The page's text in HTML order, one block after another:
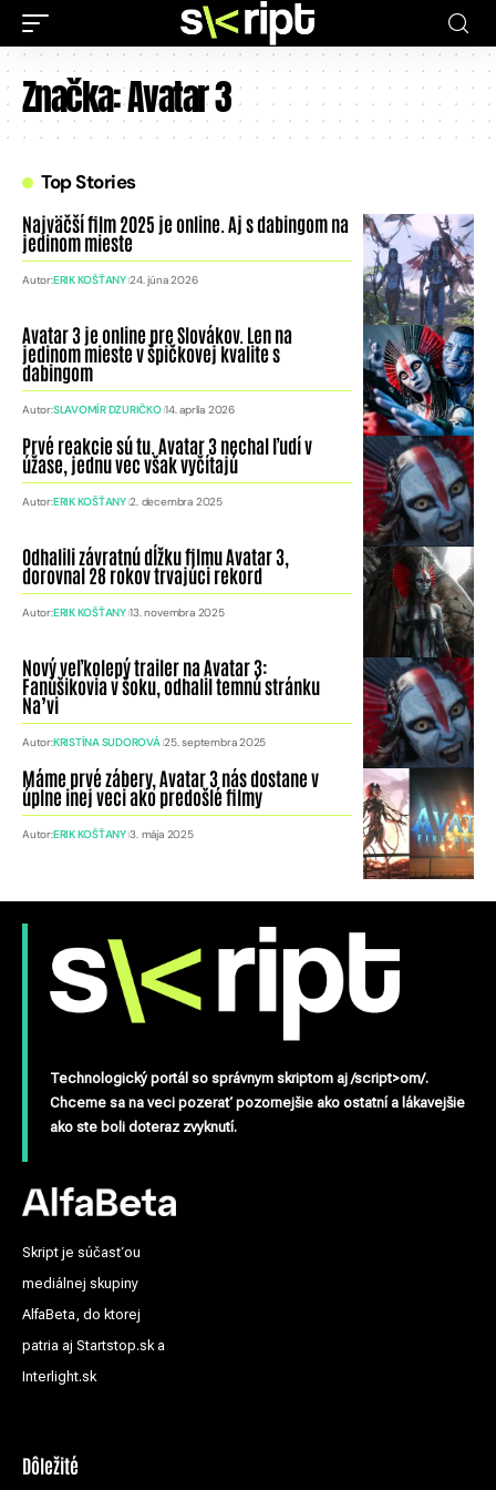
Značka:Avatar 3
Top Stories
Najväčší film 2025 je online. Aj s dabingom na
jedinom mieste
Autor:ERIK KOŠŤANY 24. júna 2026
Avatar 3 je online pre Slovákov. Len na
jedinom mieste v špičkovej kvalite s
dabingom
Autor:SLAVOMÍR DZURIČKO 14. apríla 2026
Prvé reakcie sú tu. Avatar 3 nechal ľudí v
úžase, jednu vec však vyčítajú
Autor:ERIK KOŠŤANY 2. decembra 2025
Odhalili závratnú dĺžku filmu Avatar 3,
dorovnal 28 rokov trvajúci rekord
Autor:ERIK KOŠŤANY 13. novembra 2025
Nový veľkolepý trailer na Avatar 3:
Fanúšikovia v šoku, odhalil temnú stránku
Na’vi
Autor:KRISTÍNA SUDOROVÁ 25. septembra 2025
Máme prvé zábery, Avatar 3 nás dostane v
úplne inej veci ako predošlé filmy
Autor:ERIK KOŠŤANY 3. mája 2025
Technologický portál so správnym skriptom aj /script>om/.
Chceme sa na veci pozerať pozornejšie ako ostatní a lákavejšie
ako ste boli doteraz zvyknutí.
Skript je súčasťou
mediálnej skupiny
AlfaBeta, do ktorej
patria aj Startstop.sk a
Interlight.sk
Dôležité